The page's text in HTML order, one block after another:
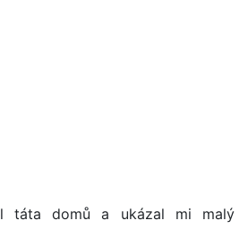
táta domů a ukázal mi malý